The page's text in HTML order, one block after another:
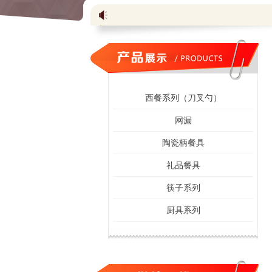
西餐系列（刀叉勺）
网漏
陶瓷柄餐具
礼品餐具
筷子系列
厨具系列